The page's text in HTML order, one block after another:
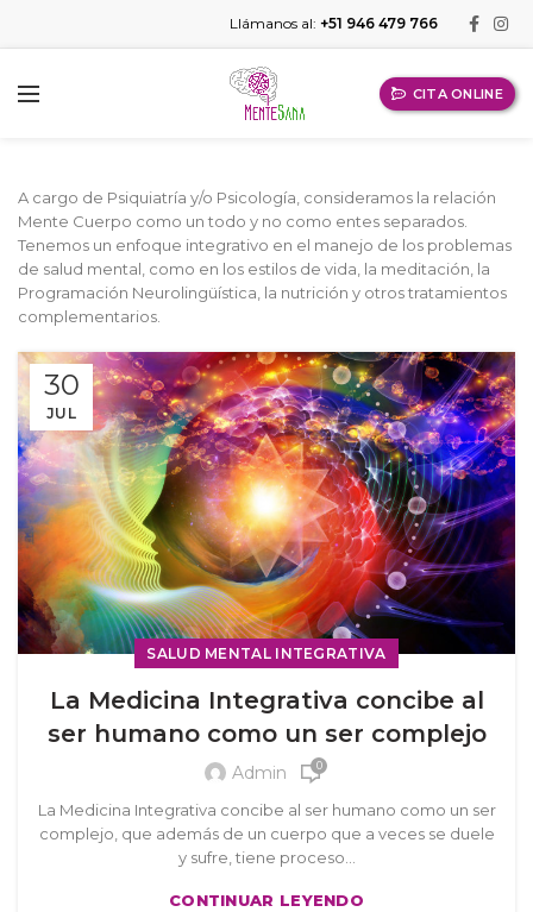
Llámanos al: +51 946 479 766
CITA ONLINE
A cargo de Psiquiatría y/o Psicología, consideramos la relación
Mente Cuerpo como un todo y no como entes separados.
Tenemos un enfoque integrativo en el manejo de los problemas
de salud mental, como en los estilos de vida, la meditación, la
Programación Neurolingüística, la nutrición y otros tratamientos
complementarios.
30
JUL
SALUD MENTAL INTEGRATIVA
La Medicina Integrativa concibe al
ser humano como un ser complejo
Admin 0
La Medicina Integrativa concibe al ser humano como un ser
complejo, que además de un cuerpo que a veces se duele
y sufre, tiene proceso...
CONTINUAR LEYENDO